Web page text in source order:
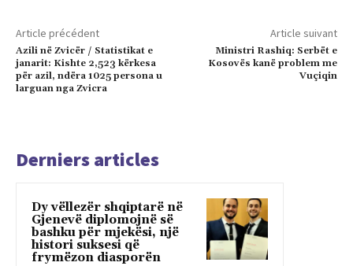
Article précédent
Azili në Zvicër / Statistikat e
janarit: Kishte 2,523 kërkesa
për azil, ndëra 1025 persona u
larguan nga Zvicra
Article suivant
Ministri Rashiq: Serbët e
Kosovës kanë problem me
Vuçiqin
Derniers articles
Dy vëllezër shqiptarë në
Gjenevë diplomojnë së
bashku për mjekësi, një
histori suksesi që
frymëzon diasporën